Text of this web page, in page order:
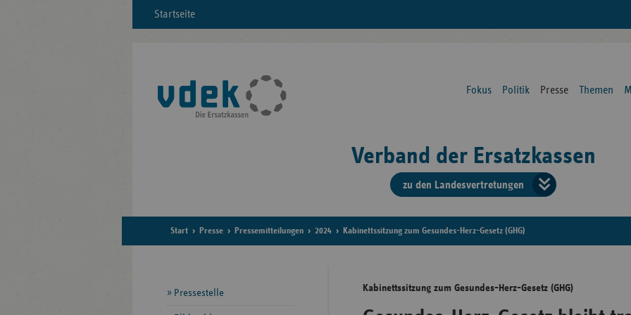
Startseite
Fokus Politik Presse Themen
Verband der Ersatzkassen
zu den Landesvertretungen
der
Start Presse Pressemitteilungen 2024 Kabinettssitzung zum Gesundes-Herz-Gesetz (GHG)
Kabinettssitzung zum Gesundes-Herz-Gesetz (GHG)
Seitennavigation
Pressestelle